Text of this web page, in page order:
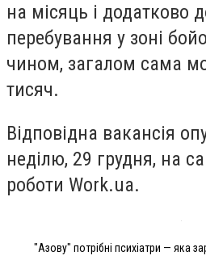
на місяць і додатково
перебування у зоні
чином, загалом сама
тисяч.
Відповідна вакансія
неділю, 29 грудня, на
роботи Work.ua.
"Азову" потрібні психіатри — яка